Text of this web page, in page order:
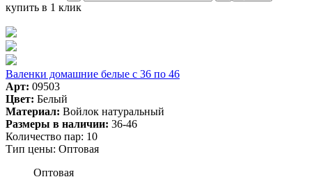
купить в 1 клик
Валенки домашние белые с 36 по 46
Арт: 09503
Цвет: Белый
Материал: Войлок натуральный
Размеры в наличии: 36-46
Количество пар: 10
Тип цены: Оптовая
Оптовая